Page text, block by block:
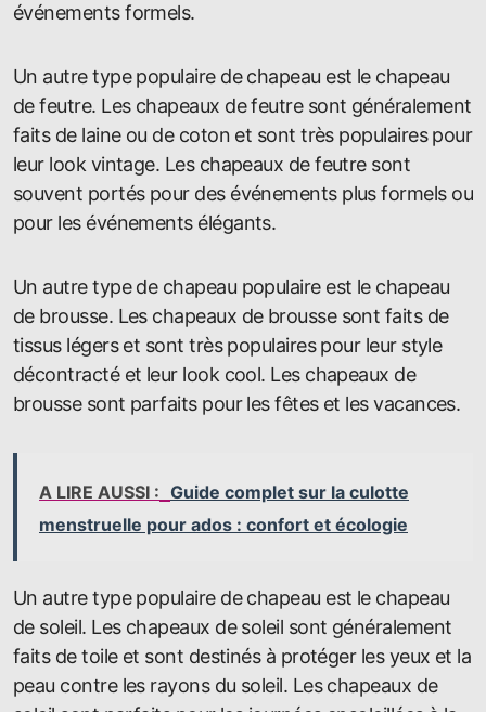
événements formels.
Un autre type populaire de chapeau est le chapeau
de feutre. Les chapeaux de feutre sont généralement
faits de laine ou de coton et sont très populaires pour
leur look vintage. Les chapeaux de feutre sont
souvent portés pour des événements plus formels ou
pour les événements élégants.
Un autre type de chapeau populaire est le chapeau
de brousse. Les chapeaux de brousse sont faits de
tissus légers et sont très populaires pour leur style
décontracté et leur look cool. Les chapeaux de
brousse sont parfaits pour les fêtes et les vacances.
A LIRE AUSSI : Guide complet sur la culotte
menstruelle pour ados : confort et écologie
Un autre type populaire de chapeau est le chapeau
de soleil. Les chapeaux de soleil sont généralement
faits de toile et sont destinés à protéger les yeux et la
peau contre les rayons du soleil. Les chapeaux de